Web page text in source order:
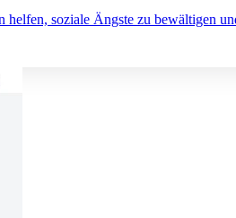
soziale Ängste zu bewältigen